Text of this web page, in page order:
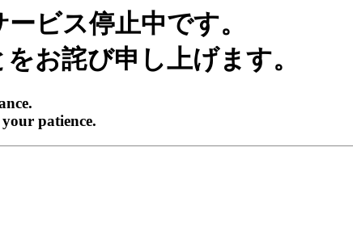
ビス停止中です。
お詫び申し上げます。
patience.